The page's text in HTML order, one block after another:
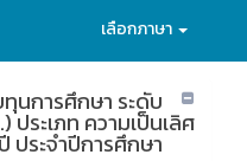
เลือกภาษา
นการศึกษา ระดับ
ระเภท ความเป็นเลิศ
ประจำปีการศึกษา